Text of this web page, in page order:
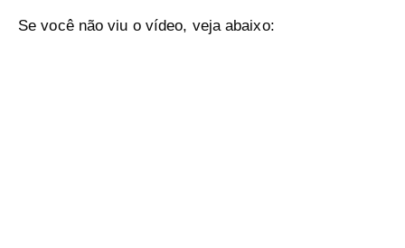
Se você não viu o vídeo, veja abaixo: